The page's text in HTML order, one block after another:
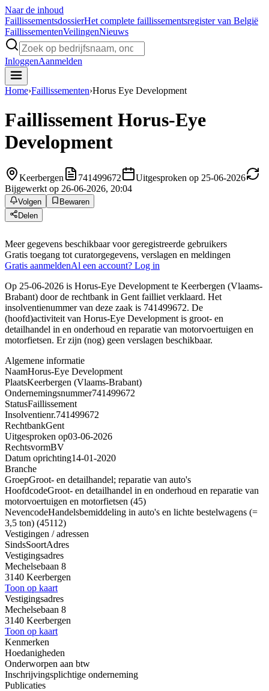
Naar de inhoud
FaillissementsdossierHet complete faillissementsregister van België
FaillissementenVeilingenNieuws
InloggenAanmelden
Home›Faillissementen›Horus Eye Development
Faillissement Horus-Eye
Development
Keerbergen 741499672
Uitgesproken op 25-06-2026
Bijgewerkt op 26-06-2026, 20:04
Volgen
Bewaren
Delen
Meer gegevens beschikbaar voor geregistreerde gebruikers
Gratis toegang tot curatorgegevens, verslagen en meldingen
Gratis aanmeldenAl een account? Log in
Op 25-06-2026 is Horus-Eye Development te Keerbergen (Vlaams-
Brabant) door de rechtbank in Gent failliet verklaard. Het
insolventienummer van deze zaak is 741499672. De
(hoofd)activiteit van Horus-Eye Development is groot- en
detailhandel in en onderhoud en reparatie van motorvoertuigen en
motorfietsen. Er zijn (nog) geen verslagen beschikbaar.
Algemene informatie
NaamHorus-Eye Development
PlaatsKeerbergen (Vlaams-Brabant)
Ondernemingsnummer741499672
StatusFaillissement
Insolventienr.741499672
RechtbankGent
Uitgesproken op03-06-2026
RechtsvormBV
Datum oprichting14-01-2020
Branche
GroepGroot- en detailhandel; reparatie van auto's
HoofdcodeGroot- en detailhandel in en onderhoud en reparatie van
motorvoertuigen en motorfietsen (45)
NevencodeHandelsbemiddeling in auto's en lichte bestelwagens (=
3,5 ton) (45112)
Vestigingen / adressen
SindsSoortAdres
Vestigingsadres
Mechelsebaan 8
3140 Keerbergen
Toon op kaart
Vestigingsadres
Mechelsebaan 8
3140 Keerbergen
Toon op kaart
Kenmerken
Hoedanigheden
Onderworpen aan btw
Inschrijvingsplichtige onderneming
Publicaties